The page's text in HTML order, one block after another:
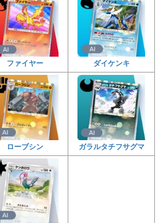
ファイヤー ダイケンキ
ローブシン ガラルタチフサグマ